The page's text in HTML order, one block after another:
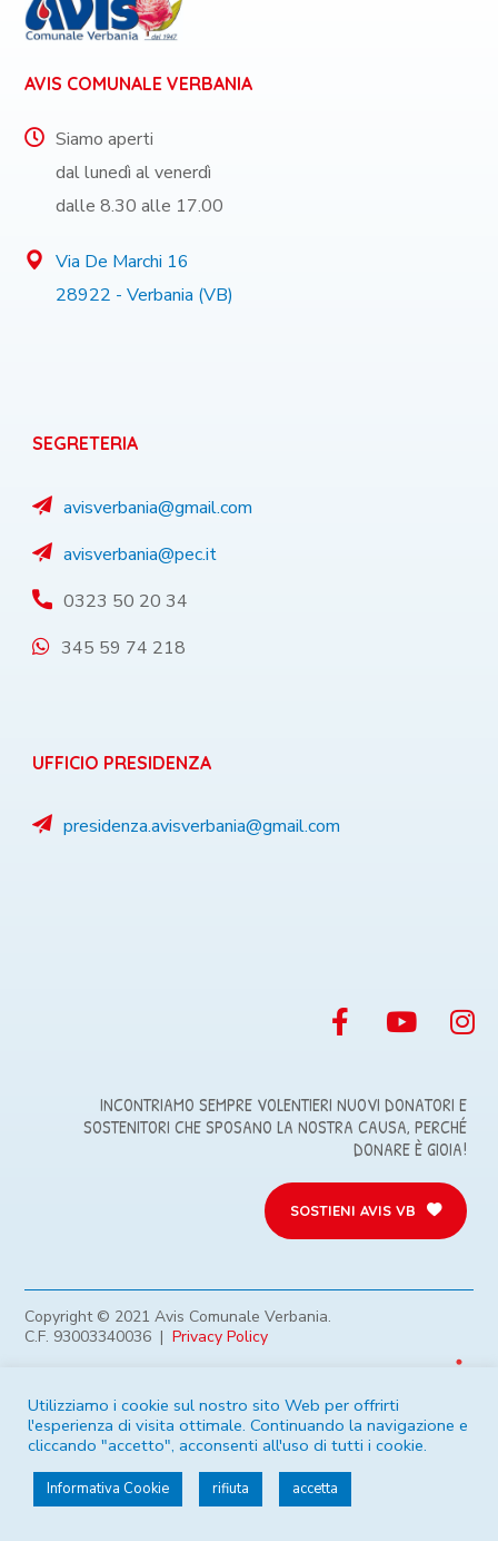
AVIS COMUNALE VERBANIA
Siamo aperti
dal lunedì al venerdì
dalle 8.30 alle 17.00
Via De Marchi 16
28922 - Verbania (VB)
SEGRETERIA
avisverbania@gmail.com
avisverbania@pec.it
0323 50 20 34
345 59 74 218
UFFICIO PRESIDENZA
presidenza.avisverbania@gmail.com
INCONTRIAMO SEMPRE VOLENTIERI NUOVI DONATORI E
SOSTENITORI CHE SPOSANO LA NOSTRA CAUSA, PERCHÉ
DONARE È GIOIA!
SOSTIENI AVIS VB
Copyright © 2021 Avis Comunale Verbania.
C.F. 93003340036 |Privacy Policy
Iniziativa solidale 2021 a cura diMADIcomunicazione.it
Utilizziamo i cookie sul nostro sito Web per offrirti
l'esperienza di visita ottimale. Continuando la navigazione e
cliccando "accetto", acconsenti all'uso di tutti i cookie.
Informativa Cookie rifiuta accetta